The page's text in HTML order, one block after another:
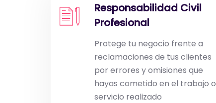
Responsabilidad Civil
Profesional
Protege tu negocio frente a
reclamaciones de tus clientes
por errores y omisiones que
hayas cometido en el trabajo o
servicio realizado